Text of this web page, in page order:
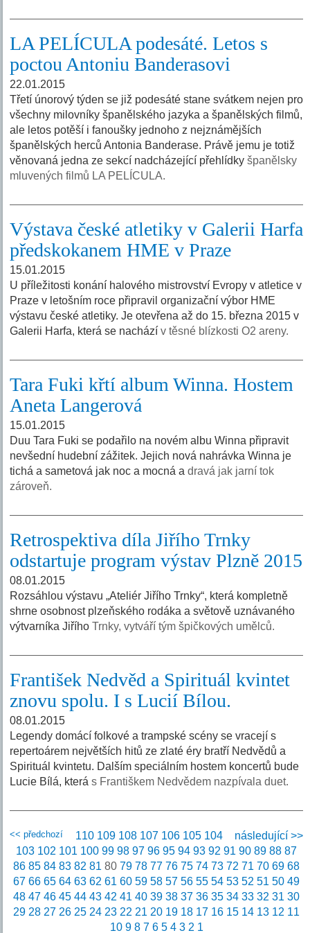
LA PELÍCULA podesáté. Letos s
poctou Antoniu Banderasovi
22.01.2015
Třetí únorový týden se již podesáté stane svátkem nejen pro
všechny milovníky španělského jazyka a španělských filmů,
ale letos potěší i fanoušky jednoho z nejznámějších
španělských herců Antonia Banderase. Právě jemu je totiž
věnovaná jedna ze sekcí nadcházející přehlídkyšpanělsky
mluvených filmů LA PELÍCULA.
Výstava české atletiky v Galerii Harfa
předskokanem HME v Praze
15.01.2015
U příležitosti konání halového mistrovství Evropy v atletice v
Praze v letošním roce připravil organizační výbor HME
výstavu české atletiky. Je otevřena až do 15. března 2015 v
Galerii Harfa, která se nacházív těsné blízkosti O2 areny.
Tara Fuki křtí album Winna. Hostem
Aneta Langerová
15.01.2015
Duu Tara Fuki se podařilo na novém albu Winna připravit
nevšední hudební zážitek. Jejich nová nahrávka Winna je
tichá a sametová jak noc a mocná adravá jak jarní tok
zároveň.
Retrospektiva díla Jiřího Trnky
odstartuje program výstav Plzně 2015
08.01.2015
Rozsáhlou výstavu „Ateliér Jiřího Trnky“, která kompletně
shrne osobnost plzeňského rodáka a světově uznávaného
výtvarníka JiříhoTrnky, vytváří tým špičkových umělců.
František Nedvěd a Spirituál kvintet
znovu spolu. I s Lucií Bílou.
08.01.2015
Legendy domácí folkové a trampské scény se vracejí s
repertoárem největších hitů ze zlaté éry bratří Nedvědů a
Spirituál kvintetu. Dalším speciálním hostem koncertů bude
Lucie Bílá, kterás Františkem Nedvědem nazpívala duet.
<< předchozí následující >>
110 109 108 107 106 105 104
103 102 101 100 99 98 97 96 95 94 93 92 91 90 89 88 87
86 85 84 83 82 81 8079 78 77 76 75 74 73 72 71 70 69 68
67 66 65 64 63 62 61 60 59 58 57 56 55 54 53 52 51 50 49
48 47 46 45 44 43 42 41 40 39 38 37 36 35 34 33 32 31 30
29 28 27 26 25 24 23 22 21 20 19 18 17 16 15 14 13 12 11
10 9 8 7 6 5 4 3 2 1